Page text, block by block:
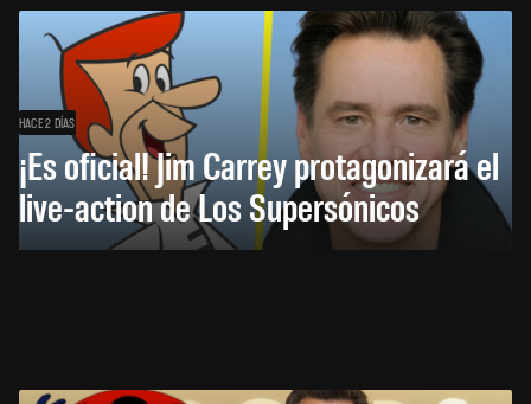
HACE 2 DÍAS
¡Es oficial! Jim Carrey protagonizará el
live-action de Los Supersónicos